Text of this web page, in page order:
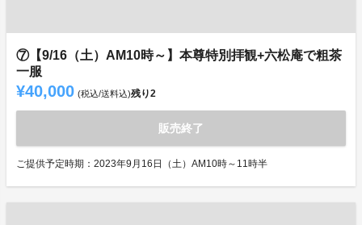
⑦【9/16（土）AM10時～】本尊特別拝観+六松庵で粗茶
一服
¥40,000 (税込/送料込)残り2
販売終了
ご提供予定時期：2023年9月16日（土）AM10時～11時半